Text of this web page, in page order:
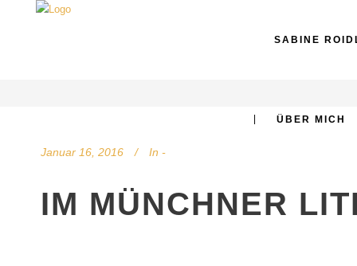
SABINE
ÜBER MICH
Januar 16, 2016 In -
IM MÜNCHNER